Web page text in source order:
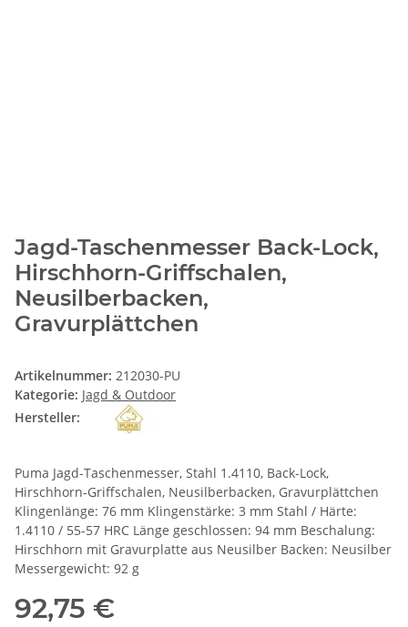
Jagd-Taschenmesser Back-Lock,
Hirschhorn-Griffschalen,
Neusilberbacken,
Gravurplättchen
Artikelnummer: 212030-PU
Kategorie: Jagd & Outdoor
Hersteller:
Puma Jagd-Taschenmesser, Stahl 1.4110, Back-Lock,
Hirschhorn-Griffschalen, Neusilberbacken, Gravurplättchen
Klingenlänge: 76 mm Klingenstärke: 3 mm Stahl / Härte:
1.4110 / 55-57 HRC Länge geschlossen: 94 mm Beschalung:
Hirschhorn mit Gravurplatte aus Neusilber Backen: Neusilber
Messergewicht: 92 g
92,75 €